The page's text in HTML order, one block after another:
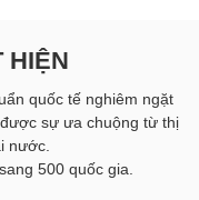
HIỆN
quốc tế nghiêm ngặt
sự ưa chuộng từ thị
nước.
500 quốc gia.